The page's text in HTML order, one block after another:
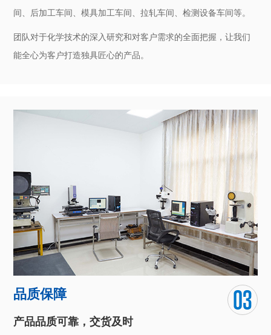
间、后加工车间、模具加工车间、拉轧车间、检测设备车间等。
团队对于化学技术的深入研究和对客户需求的全面把握，让我们
能全心为客户打造独具匠心的产品。
品质保障
产品品质可靠，交货及时